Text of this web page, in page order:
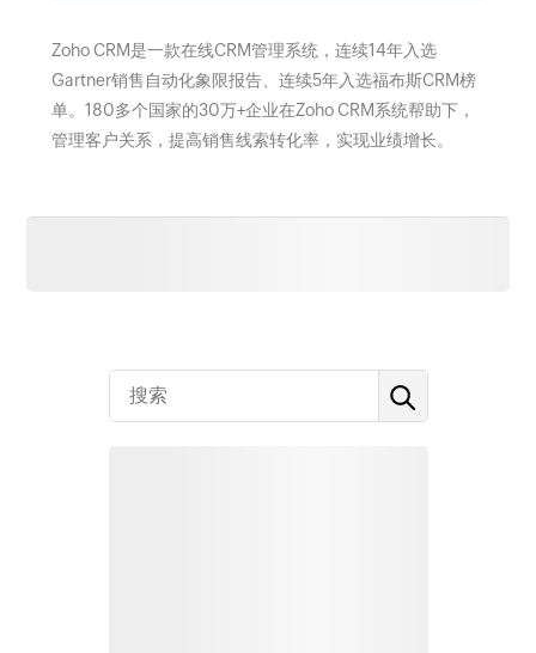
Zoho CRM是一款在线CRM管理系统，连续14年入选
Gartner销售自动化象限报告、连续5年入选福布斯CRM榜
单。180多个国家的30万+企业在Zoho CRM系统帮助下，
管理客户关系，提高销售线索转化率，实现业绩增长。